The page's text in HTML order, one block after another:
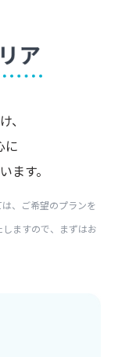
、
に
ます。
、ご希望のプランを
ますので、まずはお